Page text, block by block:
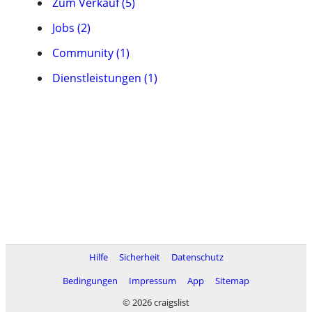
Jobs (2)
Community (1)
Dienstleistungen (1)
Hilfe Sicherheit
Datenschutz
Bedingungen
Impressum App
Sitemap
© 2026 craigslist